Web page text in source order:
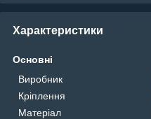
Характеристики
Основні
Виробник
Кріплення
Матеріал